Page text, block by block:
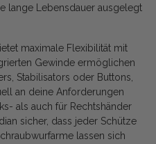
lange Lebensdauer ausgelegt
maximale Flexibilität mit
Gewinde ermöglichen
Stabilisators oder Buttons,
an deine Anforderungen
als auch für Rechtshänder
sicher, dass jeder Schütze
lassen sich